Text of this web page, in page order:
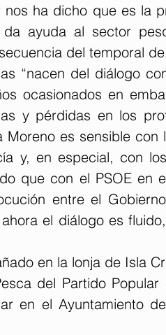
ha dicho que es la
ayuda al sector
del temporal
“nacen del diálogo
ocasionados en
y pérdidas en los
es sensible con
y, en especial, con
que con el PSOE en
entre el
el diálogo es
en la lonja de Isla
del Partido Popular
en el Ayuntamiento